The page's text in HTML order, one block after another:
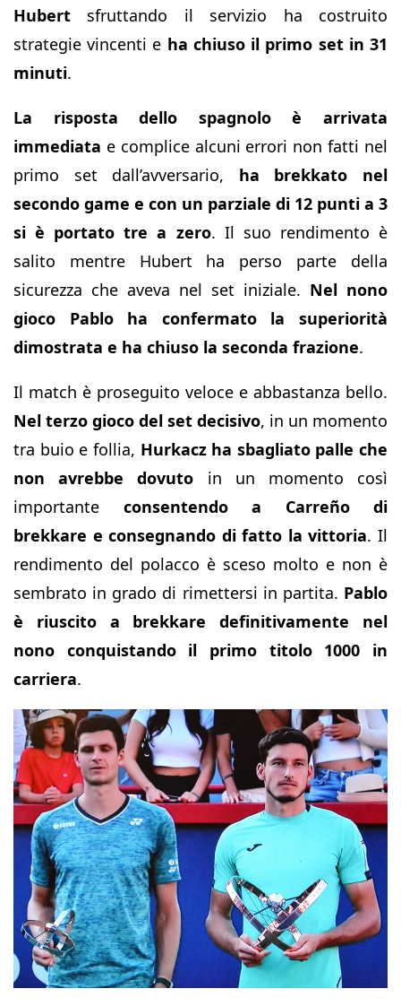
Hubert sfruttando il servizio ha costruito
strategie vincenti e ha chiuso il primo set in 31
minuti.
La risposta dello spagnolo è arrivata
immediata e complice alcuni errori non fatti nel
primo set dall’avversario, ha brekkato nel
secondo game e con un parziale di 12 punti a 3
si è portato tre a zero. Il suo rendimento è
salito mentre Hubert ha perso parte della
sicurezza che aveva nel set iniziale. Nel nono
gioco Pablo ha confermato la superiorità
dimostrata e ha chiuso la seconda frazione.
Il match è proseguito veloce e abbastanza bello.
Nel terzo gioco del set decisivo, in un momento
tra buio e follia, Hurkacz ha sbagliato palle che
non avrebbe dovuto in un momento così
importante consentendo a Carreño di
brekkare e consegnando di fatto la vittoria. Il
rendimento del polacco è sceso molto e non è
sembrato in grado di rimettersi in partita. Pablo
è riuscito a brekkare definitivamente nel
nono conquistando il primo titolo 1000 in
carriera.